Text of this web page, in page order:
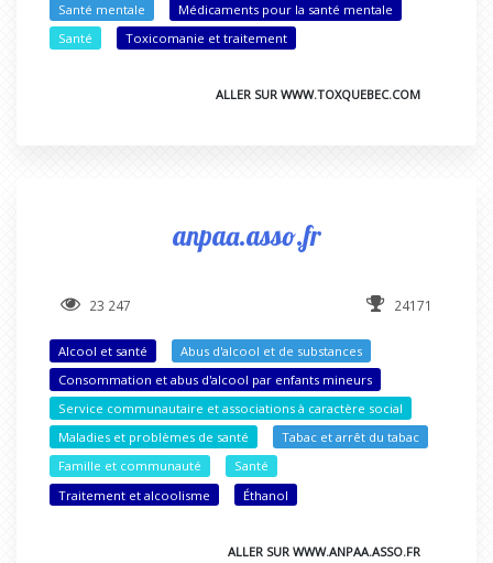
Santé mentale
Médicaments pour la santé mentale
Santé
Toxicomanie et traitement
ALLER SUR WWW.TOXQUEBEC.COM
anpaa.asso.fr
23 247 24171
Alcool et santé
Abus d'alcool et de substances
Consommation et abus d'alcool par enfants mineurs
Service communautaire et associations à caractère social
Maladies et problèmes de santé
Tabac et arrêt du tabac
Famille et communauté
Santé
Traitement et alcoolisme
Éthanol
ALLER SUR WWW.ANPAA.ASSO.FR